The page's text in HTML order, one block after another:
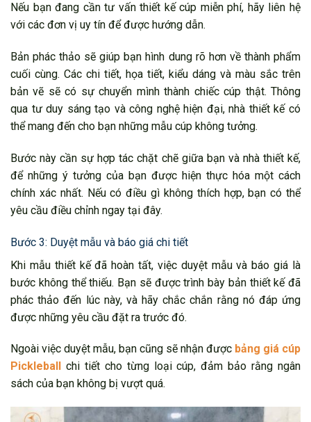
Nếu bạn đang cần tư vấn thiết kế cúp miễn phí, hãy liên hệ
với các đơn vị uy tín để được hướng dẫn.
Bản phác thảo sẽ giúp bạn hình dung rõ hơn về thành phẩm
cuối cùng. Các chi tiết, họa tiết, kiểu dáng và màu sắc trên
bản vẽ sẽ có sự chuyển mình thành chiếc cúp thật. Thông
qua tư duy sáng tạo và công nghệ hiện đại, nhà thiết kế có
thể mang đến cho bạn những mẫu cúp không tưởng.
Bước này cần sự hợp tác chặt chẽ giữa bạn và nhà thiết kế,
để những ý tưởng của bạn được hiện thực hóa một cách
chính xác nhất. Nếu có điều gì không thích hợp, bạn có thể
yêu cầu điều chỉnh ngay tại đây.
Bước 3: Duyệt mẫu và báo giá chi tiết
Khi mẫu thiết kế đã hoàn tất, việc duyệt mẫu và báo giá là
bước không thể thiếu. Bạn sẽ được trình bày bản thiết kế đã
phác thảo đến lúc này, và hãy chắc chắn rằng nó đáp ứng
được những yêu cầu đặt ra trước đó.
Ngoài việc duyệt mẫu, bạn cũng sẽ nhận được bảng giá cúp
Pickleball
chi tiết cho từng loại cúp, đảm bảo rằng ngân
sách của bạn không bị vượt quá.